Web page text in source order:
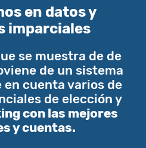
en datos y
imparciales
se muestra de de
de un sistema
cuenta varios de
de elección y
con las mejores
y cuentas.